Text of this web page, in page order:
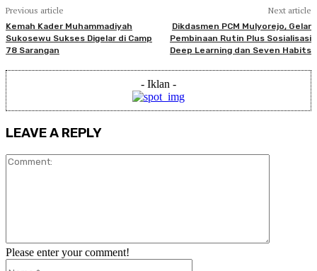
Previous article
Kemah Kader Muhammadiyah
Sukosewu Sukses Digelar di Camp
78 Sarangan
Next article
Dikdasmen PCM Mulyorejo, Gelar
Pembinaan Rutin Plus Sosialisasi
Deep Learning dan Seven Habits
- Iklan -
LEAVE A REPLY
Please enter your comment!